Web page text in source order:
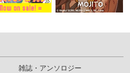
雑誌・アンソロジー